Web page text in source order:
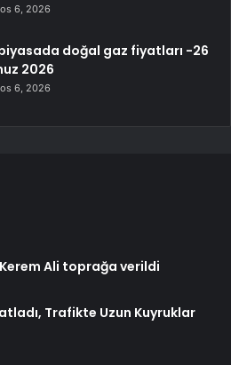
6, 2026
doğal gaz fiyatları -26
2026
6, 2026
Ali toprağa verildi
Trafikte Uzun Kuyruklar